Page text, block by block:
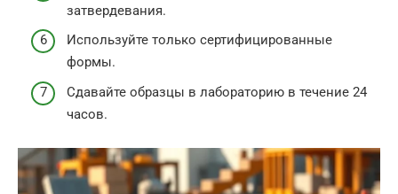
затвердевания.
Используйте только сертифицированные
формы.
Сдавайте образцы в лабораторию в течение 24
часов.